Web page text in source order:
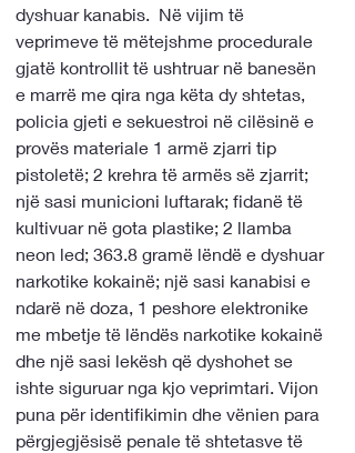
dyshuar kanabis.  Në vijim të
veprimeve të mëtejshme procedurale
gjatë kontrollit të ushtruar në banesën
e marrë me qira nga këta dy shtetas,
policia gjeti e sekuestroi në cilësinë e
provës materiale 1 armë zjarri tip
pistoletë; 2 krehra të armës së zjarrit;
një sasi municioni luftarak; fidanë të
kultivuar në gota plastike; 2 llamba
neon led; 363.8 gramë lëndë e dyshuar
narkotike kokainë; një sasi kanabisi e
ndarë në doza, 1 peshore elektronike
me mbetje të lëndës narkotike kokainë
dhe një sasi lekësh që dyshohet se
ishte siguruar nga kjo veprimtari. Vijon
puna për identifikimin dhe vënien para
përgjegjësisë penale të shtetasve të